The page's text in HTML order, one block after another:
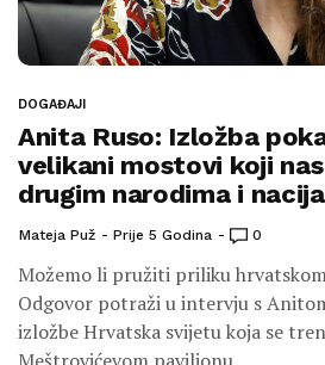
DOGAĐAJI
Anita Ruso: Izložba
velikani mostovi koji
drugim narodima i
Mateja Puž Prije 5 Godina 0
Možemo li pružiti priliku
Odgovor potraži u intervju s
izložbe Hrvatska svijetu koja se
Meštrovićevom paviljonu.